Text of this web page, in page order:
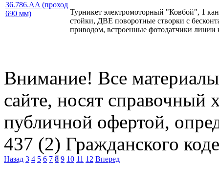
Турникет электромоторный "Ковбой", 1
стойки, ДВЕ поворотные створки с
приводом, встроенные фотодатчики линии
Внимание! Все
сайте, носят справочный
публичной офертой,
437 (2) Гражданского
Назад 3 4 5 6 7 8 9 10 11 12 Вперед